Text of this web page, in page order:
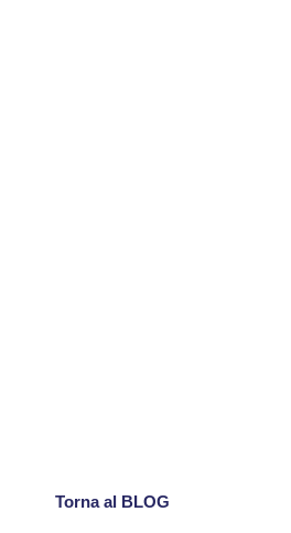
Torna al BLOG